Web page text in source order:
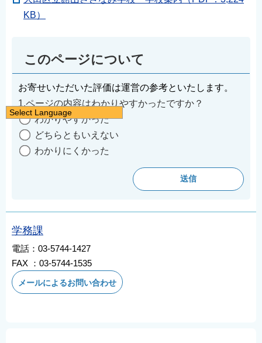
KB）
このページについて
お寄せいただいた評価は運営の参考といたします。
1.ページの内容はわかりやすかったですか？
わかりやすかった
どちらともいえない
わかりにくかった
学務課
電話：03-5744-1427
FAX ：03-5744-1535
メールによるお問い合わせ
Select Language
日本語
English
Filipino